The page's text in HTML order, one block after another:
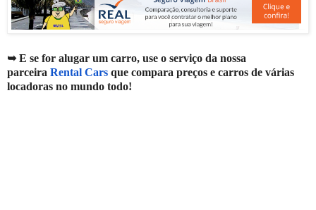
➥ E se for alugar um carro, use o serviço da nossa
parceira Rental Cars que compara preços e carros de várias
locadoras no mundo todo!